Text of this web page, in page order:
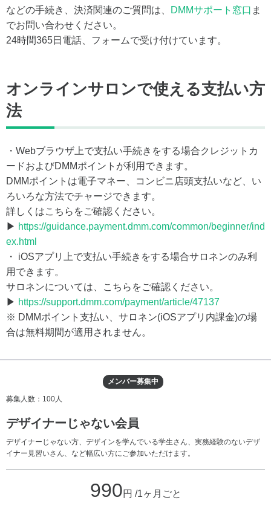
などの手続き、決済関連のご質問は、
DMMサポート窓口 ま
でお問い合わせください。
24時間365日電話、フォームで受け付けています。
オンラインサロンで使える支払い方
法
・Webブラウザ上で支払い手続きをする場合クレジットカ
ードおよびDMMポイントが利用できます。
DMMポイントは電子マネー、コンビニ店頭支払いなど、い
ろいろな方法でチャージできます。
詳しくはこちらをご確認ください。
▶ https://guidance.payment.dmm.com/common/beginner/ind
ex.html
・ iOSアプリ上で支払い手続きをする場合サロネンのみ利
用できます。
サロネンについては、こちらをご確認ください。
▶ https://support.dmm.com/payment/article/47137
※ DMMポイント支払い、サロネン(iOSアプリ内課金)の場
合は無料期間が適用されません。
メンバー募集中
募集人数：100人
デザイナーじゃない会員
デザイナーじゃない方、デザインを学んでいる学生さん、実務経験のないデザ
イナー見習いさん、など幅広い方にご参加いただけます。
990円 /1ヶ月ごと